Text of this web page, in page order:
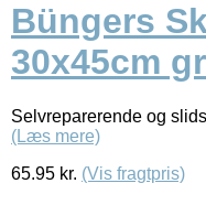
Büngers
30x45cm
Selvreparerende og
(Læs mere)
65.95 kr. (Vis fragtpris)